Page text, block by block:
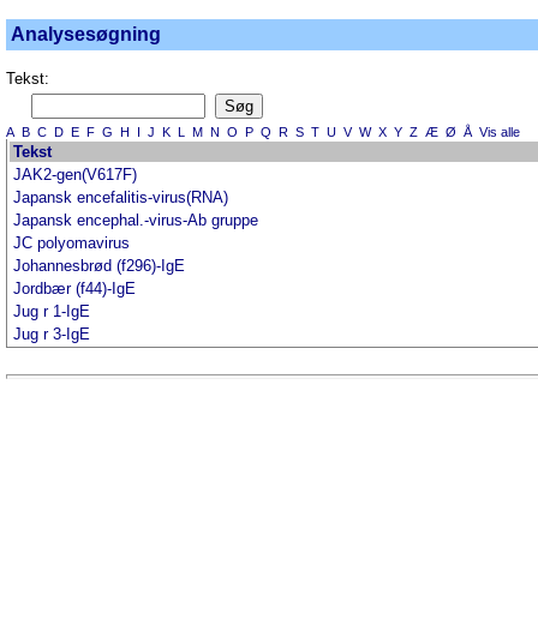
Analysesøgning
Tekst:
A B C D E F G H I J K L M N O P Q R S T U V W X Y Z Æ Ø Å Vis alle
Tekst
JAK2-gen(V617F)
Japansk encefalitis-virus(RNA)
Japansk encephal.-virus-Ab gruppe
JC polyomavirus
Johannesbrød (f296)-IgE
Jordbær (f44)-IgE
Jug r 1-IgE
Jug r 3-IgE